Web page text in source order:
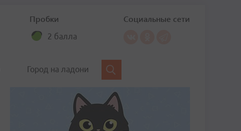
Пробки
2 балла
Социальные сети
Город на ладони